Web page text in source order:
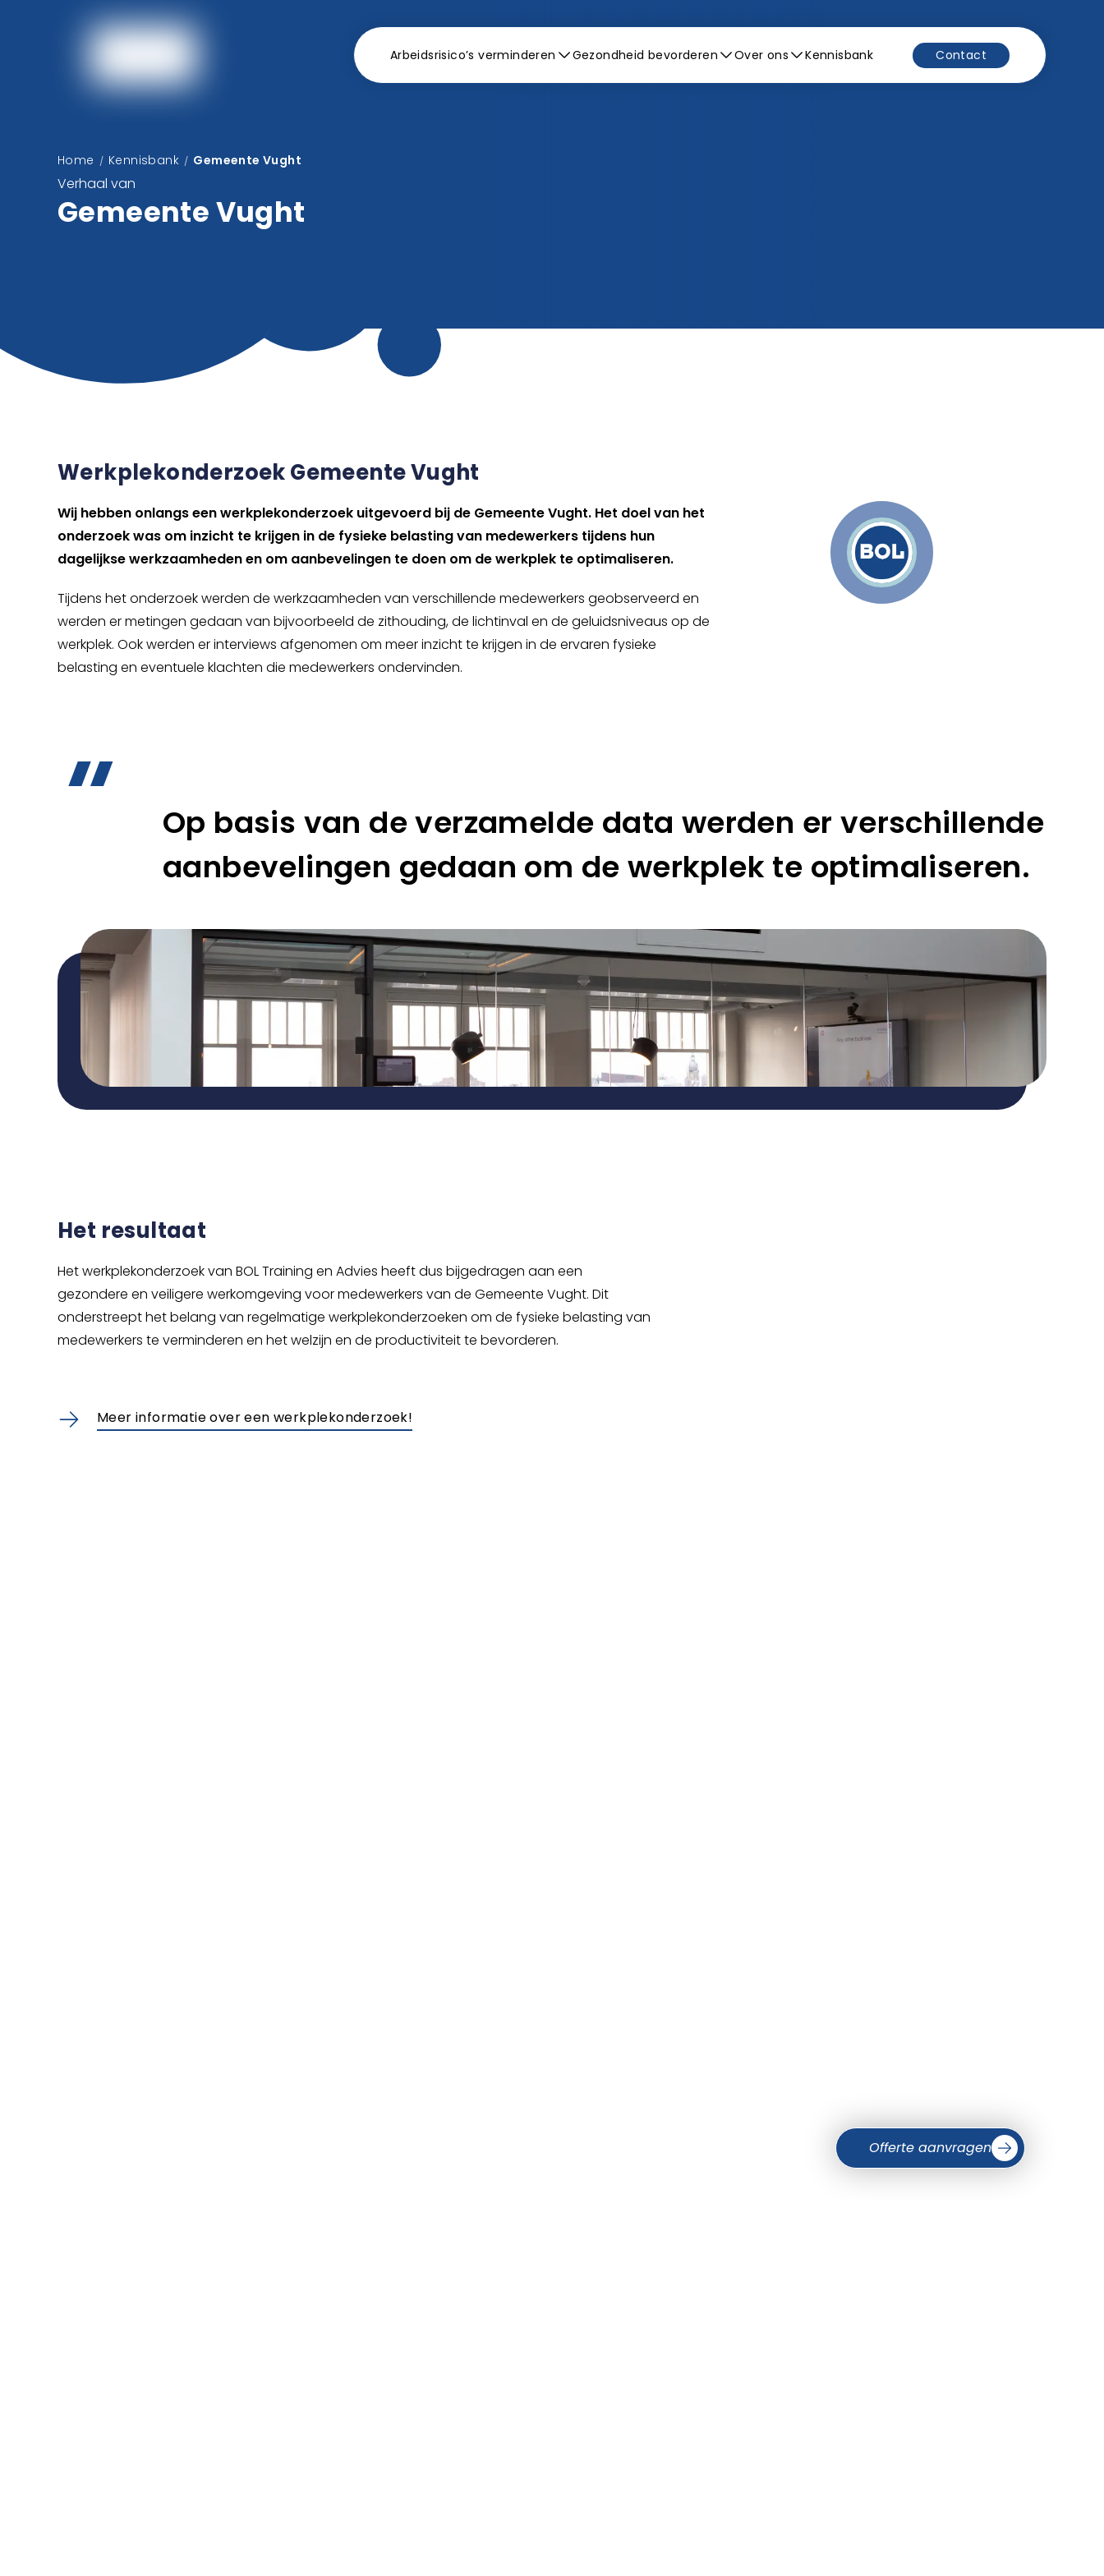
Arbeidsrisico’s verminderen Gezondheid bevorderen Over ons Kennisbank Contact
Home / Kennisbank / Gemeente Vught
Verhaal van
Gemeente Vught
Werkplekonderzoek Gemeente Vught
Wij hebben onlangs een werkplekonderzoek uitgevoerd bij de Gemeente Vught. Het doel van het
onderzoek was om inzicht te krijgen in de fysieke belasting van medewerkers tijdens hun
dagelijkse werkzaamheden en om aanbevelingen te doen om de werkplek te optimaliseren.
Tijdens het onderzoek werden de werkzaamheden van verschillende medewerkers geobserveerd en
werden er metingen gedaan van bijvoorbeeld de zithouding, de lichtinval en de geluidsniveaus op de
werkplek. Ook werden er interviews afgenomen om meer inzicht te krijgen in de ervaren fysieke
belasting en eventuele klachten die medewerkers ondervinden.
Op basis van de verzamelde data werden er verschillende
aanbevelingen gedaan om de werkplek te optimaliseren.
Het resultaat
Het werkplekonderzoek van BOL Training en Advies heeft dus bijgedragen aan een
gezondere en veiligere werkomgeving voor medewerkers van de Gemeente Vught. Dit
onderstreept het belang van regelmatige werkplekonderzoeken om de fysieke belasting van
medewerkers te verminderen en het welzijn en de productiviteit te bevorderen.
Meer informatie over een werkplekonderzoek!
Offerte aanvragen